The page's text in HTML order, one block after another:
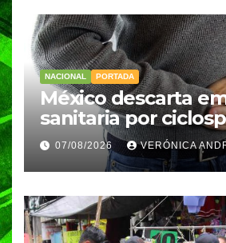
NACIONAL PORTADA
México descarta
sanitaria por
reportan 33 casos
meses
07/08/2026 VERÓNICA